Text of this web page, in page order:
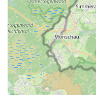
Ferienhaus im
Naturschutzgebiet. Partys
Musik and Lärm, vor allem
gestattet.
Zusätzliche
NB: Mindestaufenthalt 2